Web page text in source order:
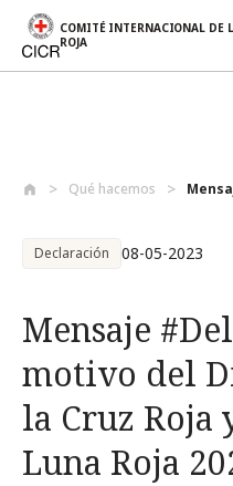
COMITÉ INTERNACIONAL DE
ROJA
Qué hacemos
Declaración 08-05-2023
Mensaje
motivo del
la Cruz Roja
Luna Roja